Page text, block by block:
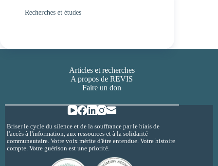
Recherches et études
Articles et recherches
A propos de REVIS
Faire un don
Briser le cycle du silence et de la souffrance par le biais de
l'accès à l'information, aux ressources et à la solidarité
communautaire. Votre voix mérite d'être entendue. Votre histoire
compte. Votre guérison est une priorité.